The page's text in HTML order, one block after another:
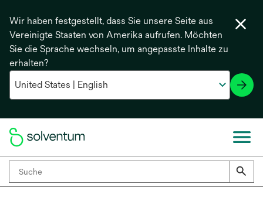
Wir haben festgestellt, dass Sie unsere Seite aus
Vereinigte Staaten von Amerika aufrufen. Möchten
Sie die Sprache wechseln, um angepasste Inhalte zu
erhalten?